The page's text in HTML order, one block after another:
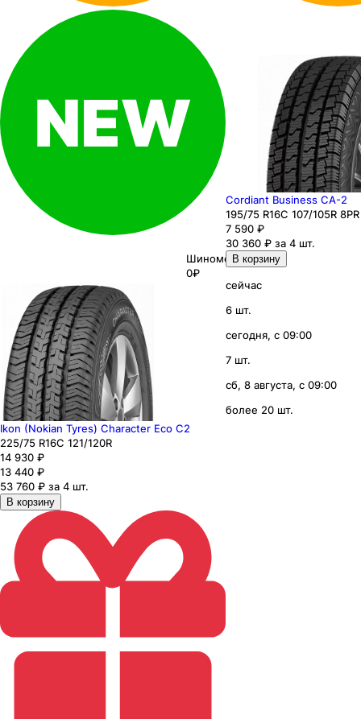
Шиномонтаж
0₽
Ikon (Nokian Tyres) Character Eco C2
225/75 R16C 121/120R
14 930 ₽
13 440 ₽
53 760 ₽ за 4 шт.
В корзину
Cordiant Business CA-2
195/75 R16C 107/105R 8PR
7 590 ₽
30 360 ₽ за 4 шт.
В корзину
сейчас
6 шт.
сегодня, с 09:00
7 шт.
сб, 8 августа, с 09:00
более 20 шт.